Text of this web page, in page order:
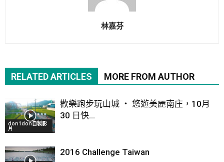
林嘉芬
RELATED ARTICLES MORE FROM AUTHOR
don1don自製影
片
歡樂跑步玩山城 ‧ 悠遊美麗南庄，10月
30 日快...
2016 Challenge Taiwan